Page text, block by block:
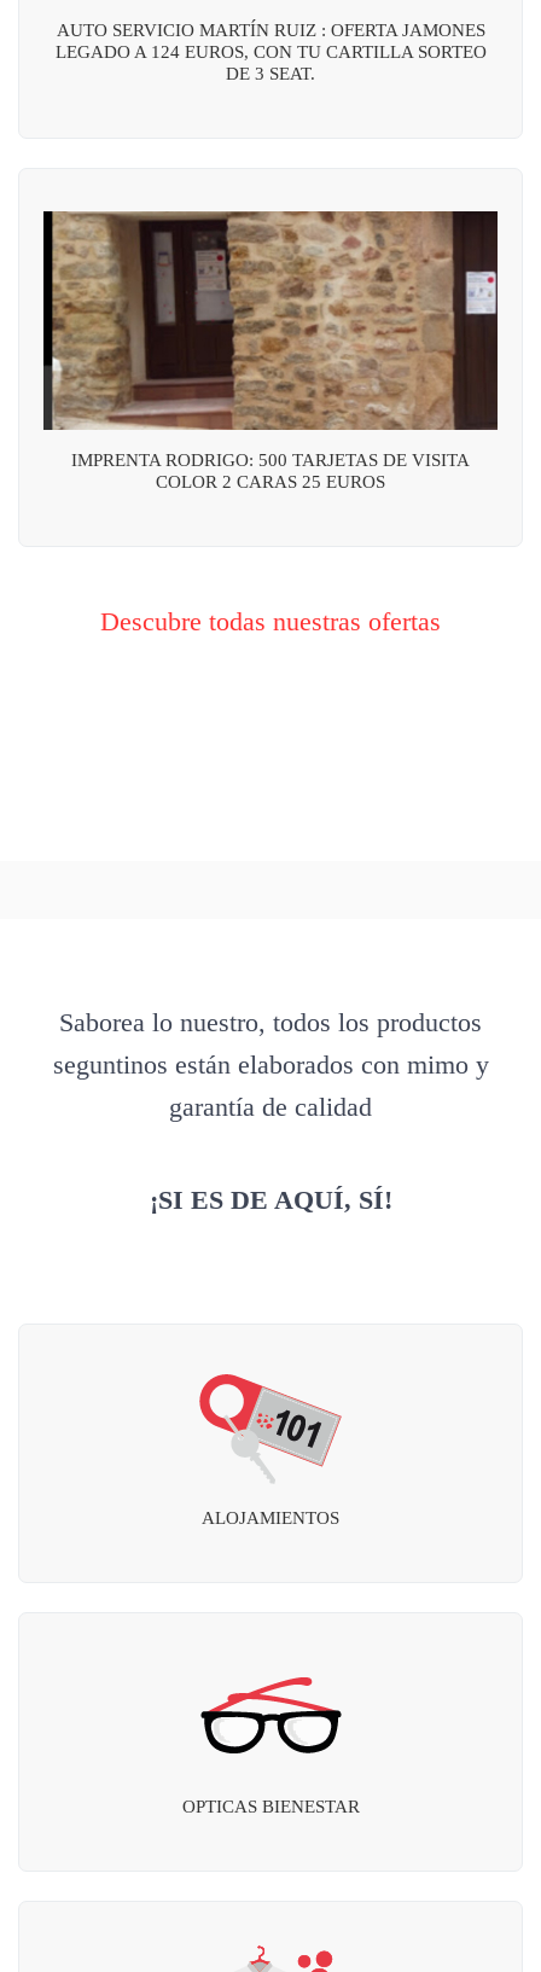
AUTO SERVICIO MARTÍN RUIZ : OFERTA JAMONES
LEGADO A 124 EUROS, CON TU CARTILLA SORTEO
DE 3 SEAT.
IMPRENTA RODRIGO: 500 TARJETAS DE VISITA
COLOR 2 CARAS 25 EUROS
Descubre todas nuestras ofertas
Saborea lo nuestro, todos los productos
seguntinos están elaborados con mimo y
garantía de calidad
¡SI ES DE AQUÍ, SÍ!
ALOJAMIENTOS
OPTICAS BIENESTAR